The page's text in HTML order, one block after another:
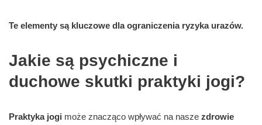
Te elementy są kluczowe dla ograniczenia ryzyka urazów.
Jakie są psychiczne i
duchowe skutki praktyki jogi?
Praktyka jogi może znacząco wpływać na nasze zdrowie